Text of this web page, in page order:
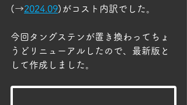
(→2024.09)がコスト内訳でした。
今回タングステンが置き換わってちょ
うどリニューアルしたので、最新版と
して作成しました。